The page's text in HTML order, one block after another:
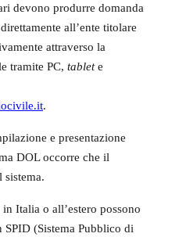
devono produrre domanda
all’ente titolare
attraverso la
tramite PC, tablete
.
e presentazione
DOL occorre che il
sistema.
Italia o all’estero possono
SPID (Sistema Pubblico di